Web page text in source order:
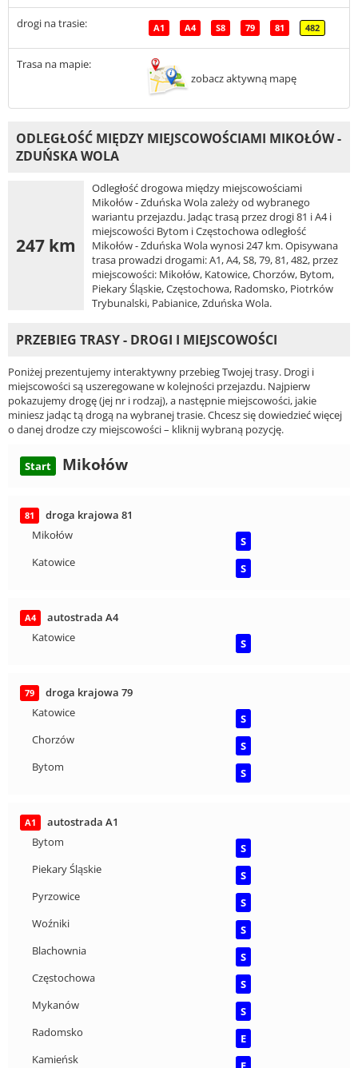
drogi na trasie: A1 A4 S8 79 81 482
Trasa na mapie:
zobacz aktywną mapę
ODLEGŁOŚĆ MIĘDZY MIEJSCOWOŚCIAMI MIKOŁÓW -
ZDUŃSKA WOLA
247 km
Odległość drogowa między miejscowościami
Mikołów - Zduńska Wola zależy od wybranego
wariantu przejazdu. Jadąc trasą przez drogi 81 i A4 i
miejscowości Bytom i Częstochowa odległość
Mikołów - Zduńska Wola wynosi 247 km. Opisywana
trasa prowadzi drogami: A1, A4, S8, 79, 81, 482, przez
miejscowości: Mikołów, Katowice, Chorzów, Bytom,
Piekary Śląskie, Częstochowa, Radomsko, Piotrków
Trybunalski, Pabianice, Zduńska Wola.
PRZEBIEG TRASY - DROGI I MIEJSCOWOŚCI
Poniżej prezentujemy interaktywny przebieg Twojej trasy. Drogi i
miejscowości są uszeregowane w kolejności przejazdu. Najpierw
pokazujemy drogę (jej nr i rodzaj), a następnie miejscowości, jakie
miniesz jadąc tą drogą na wybranej trasie. Chcesz się dowiedzieć więcej
o danej drodze czy miejscowości – kliknij wybraną pozycję.
Start Mikołów
81
droga krajowa 81
Mikołów
S
Katowice
S
A4
autostrada A4
Katowice
S
79
droga krajowa 79
Katowice
S
Chorzów
S
Bytom
S
A1
autostrada A1
Bytom
S
Piekary Śląskie
S
Pyrzowice
S
Woźniki
S
Blachownia
S
Częstochowa
S
Mykanów
S
Radomsko
E
Kamieńsk